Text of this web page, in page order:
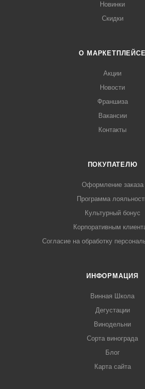
Новинки
Скидки
О МАРКЕТПЛЕЙСЕ
Акции
Новости
Франшиза
Вакансии
Контакты
ПОКУПАТЕЛЮ
Оформление заказа
Программа
Культурный бонус
Корпоративным
Согласие на обработку
ИНФОРМАЦИЯ
Винная Школа
Дегустации
Винодельни
Сорта винограда
Блог
Карта сайта